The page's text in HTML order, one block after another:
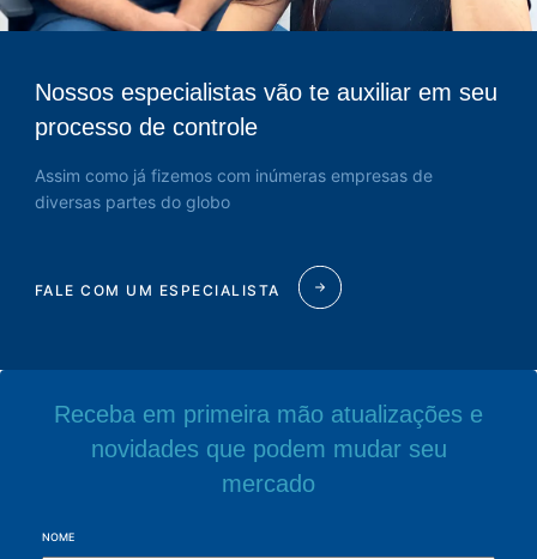
Nossos especialistas vão te auxiliar em seu
processo de controle
Assim como já fizemos com inúmeras empresas de
diversas partes do globo
FALE COM UM ESPECIALISTA
Receba em primeira mão atualizações e
novidades que podem mudar seu
mercado
NOME